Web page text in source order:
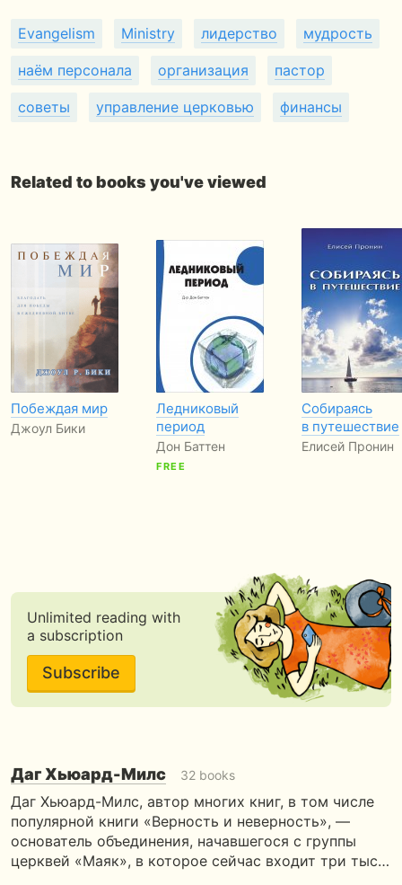
Evangelism Ministry лидерство мудрость
наём персонала организация пастор
советы управление церковью финансы
Related to books you've viewed
Побеждая мир
Джоул Бики
Ледниковый
период
Дон Баттен
FREE
Собираясь
в путешествие
Елисей Пронин
Unlimited reading with
a subscription
Subscribe
Даг Хьюард-Милс 32 books
Даг Хьюард-Милс, автор многих книг, в том числе
популяр­ной книги «Верность и неверность», —
основатель объеди­нения, начавшегося с группы
церквей «Маяк», в которое сейчас входит три тыс…